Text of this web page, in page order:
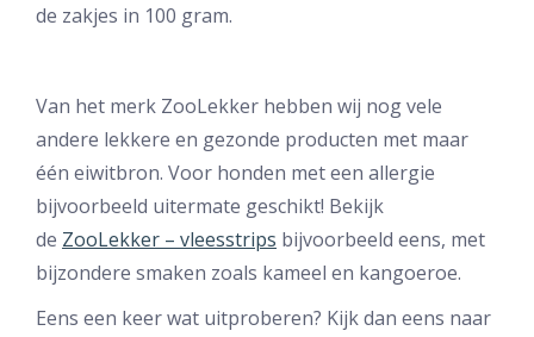
de zakjes in 100 gram.
Van het merk ZooLekker hebben wij nog vele
andere lekkere en gezonde producten met maar
één eiwitbron. Voor honden met een allergie
bijvoorbeeld uitermate geschikt! Bekijk
de ZooLekker – vleesstrips bijvoorbeeld eens, met
bijzondere smaken zoals kameel en kangoeroe.
Eens een keer wat uitproberen? Kijk dan eens naar